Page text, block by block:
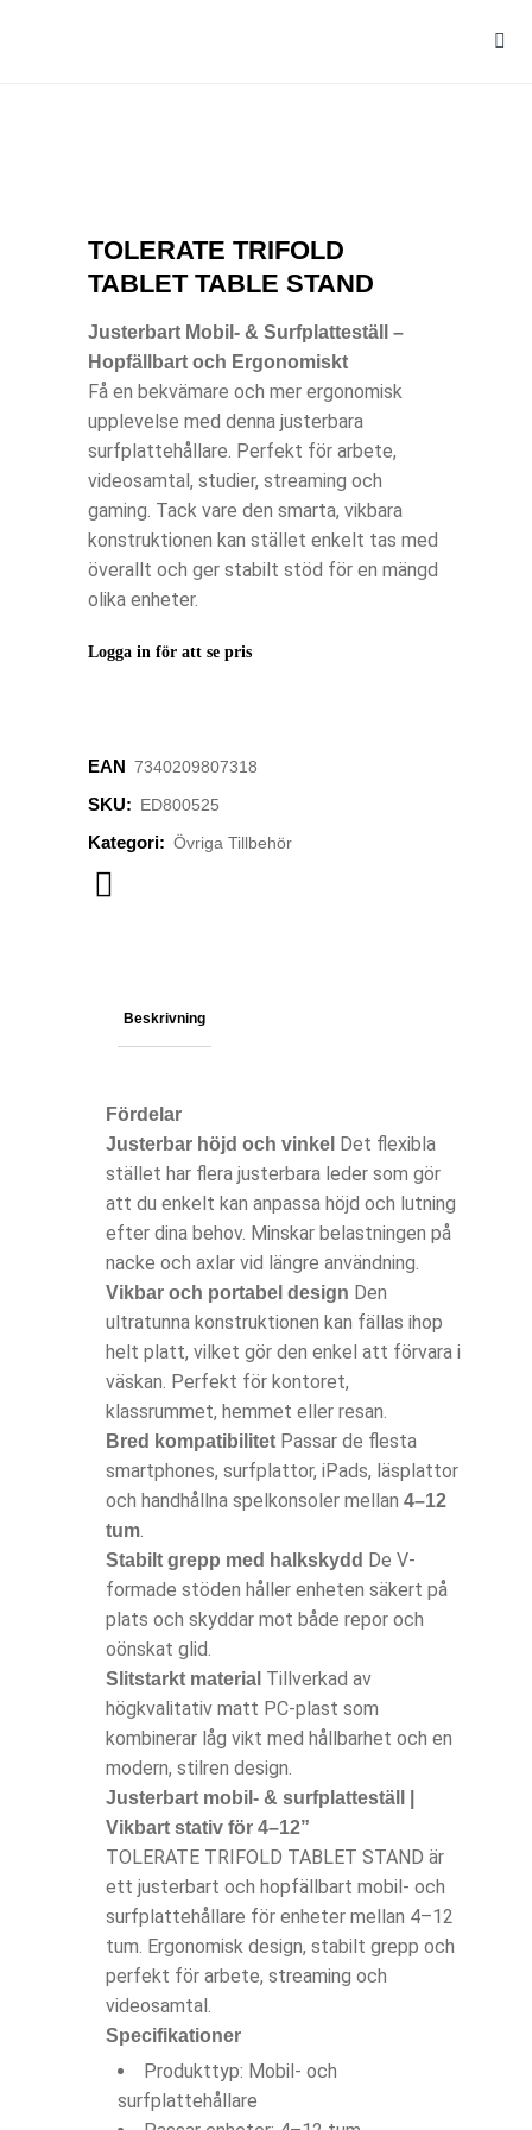
TOLERATE TRIFOLD
TABLET TABLE STAND
Justerbart Mobil- & Surfplatteställ –
Hopfällbart och Ergonomiskt
Få en bekvämare och mer ergonomisk
upplevelse med denna justerbara
surfplattehållare. Perfekt för arbete,
videosamtal, studier, streaming och
gaming. Tack vare den smarta, vikbara
konstruktionen kan stället enkelt tas med
överallt och ger stabilt stöd för en mängd
olika enheter.
Logga in för att se pris
EAN ‌‌7340209807318
SKU: ED800525
Kategori: Övriga Tillbehör
Beskrivning
Fördelar
Justerbar höjd och vinkel Det flexibla
stället har flera justerbara leder som gör
att du enkelt kan anpassa höjd och lutning
efter dina behov. Minskar belastningen på
nacke och axlar vid längre användning.
Vikbar och portabel design Den
ultratunna konstruktionen kan fällas ihop
helt platt, vilket gör den enkel att förvara i
väskan. Perfekt för kontoret,
klassrummet, hemmet eller resan.
Bred kompatibilitet Passar de flesta
smartphones, surfplattor, iPads, läsplattor
och handhållna spelkonsoler mellan 4–12
tum.
Stabilt grepp med halkskydd De V-
formade stöden håller enheten säkert på
plats och skyddar mot både repor och
oönskat glid.
Slitstarkt material Tillverkad av
högkvalitativ matt PC-plast som
kombinerar låg vikt med hållbarhet och en
modern, stilren design.
Justerbart mobil- & surfplatteställ |
Vikbart stativ för 4–12”
TOLERATE TRIFOLD TABLET STAND är
ett justerbart och hopfällbart mobil- och
surfplattehållare för enheter mellan 4–12
tum. Ergonomisk design, stabilt grepp och
perfekt för arbete, streaming och
videosamtal.
Specifikationer
Produkttyp: Mobil- och
surfplattehållare